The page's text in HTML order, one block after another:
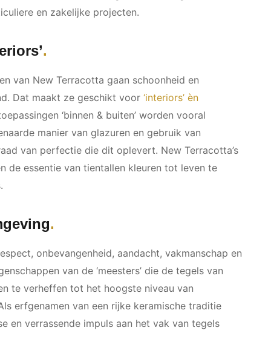
en zakelijke projecten.
van New Terracotta gaan schoonheid en
Dat maakt ze geschikt voor ‘interiors’ èn
‘binnen & buiten’ worden vooral
manier van glazuren en gebruik van
van perfectie die dit oplevert. New Terracotta’s
de essentie van tientallen kleuren tot leven te
onbevangenheid, aandacht, vakmanschap en
van de ‘meesters’ die de tegels van
te verheffen tot het hoogste niveau van
erfgenamen van een rijke keramische traditie
en verrassende impuls aan het vak van tegels